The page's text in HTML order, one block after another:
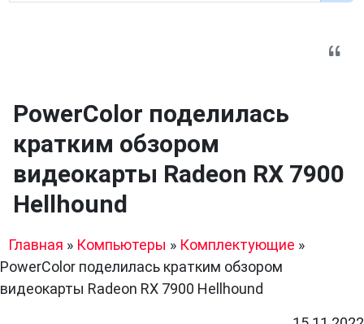
PowerColor поделилась
кратким обзором
видеокарты Radeon RX 7900
Hellhound
Главная » Компьютеры » Комплектующие »
PowerColor поделилась кратким обзором
видеокарты Radeon RX 7900 Hellhound